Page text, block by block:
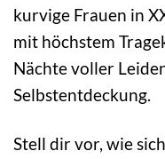
kurvige Frauen in
mit höchstem
Nächte voller
Selbstentdeckung.
Stell dir vor, wie